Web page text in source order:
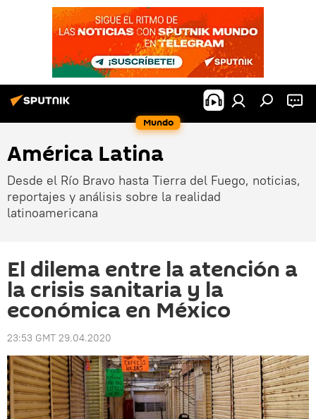
Mundo
América Latina
Desde el Río Bravo hasta Tierra del Fuego, noticias,
reportajes y análisis sobre la realidad
latinoamericana
El dilema entre la atención a
la crisis sanitaria y la
económica en México
23:53 GMT 29.04.2020